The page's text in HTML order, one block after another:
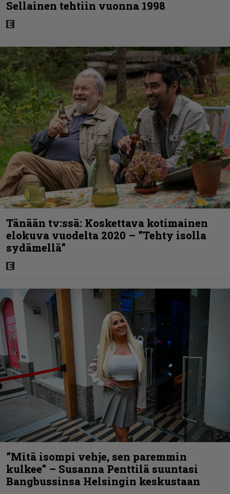
Sellainen tehtiin vuonna 1998
Tänään tv:ssä: Koskettava kotimainen
elokuva vuodelta 2020 – ”Tehty isolla
sydämellä”
”Mitä isompi vehje, sen paremmin
kulkee” – Susanna Penttilä suuntasi
Bangbussinsa Helsingin keskustaan